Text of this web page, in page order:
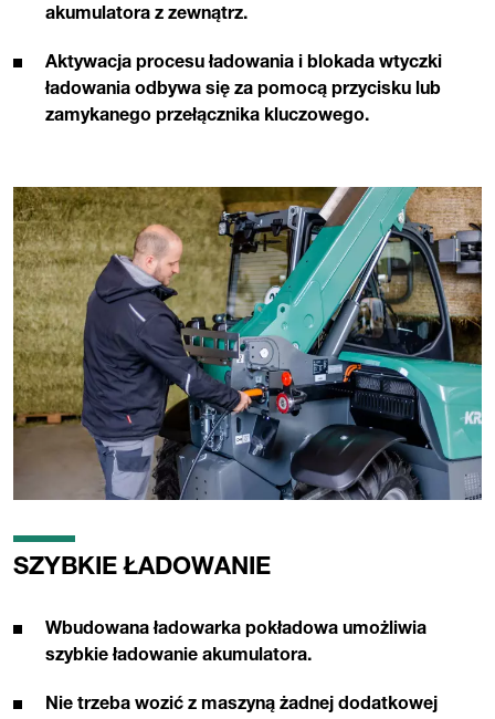
akumulatora z zewnątrz.
Aktywacja procesu ładowania i blokada wtyczki
ładowania odbywa się za pomocą przycisku lub
zamykanego przełącznika kluczowego.
SZYBKIE ŁADOWANIE
Wbudowana ładowarka pokładowa umożliwia
szybkie ładowanie akumulatora.
Nie trzeba wozić z maszyną żadnej dodatkowej